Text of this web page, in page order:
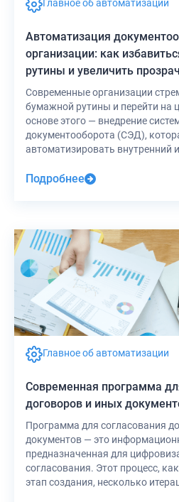
Главное об автоматизации
Автоматизация
организации: как
рутины и увеличить
процессов
Современные организации
бумажной рутины и перейти на
основе этого — внедрение
документооборота (СЭД),
автоматизировать внутренний
Подробнее
Главное об автоматизации
Современная программа
договоров и иных
Программа для согласования
документов — это
предназначенная для
согласования. Этот процесс,
этап создания, несколько